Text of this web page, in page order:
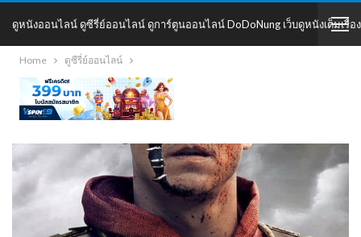
ดูหนังออนไลน์ ดูซีรี่ย์ออนไลน์ ดูการ์ตูนออนไลน์ DoDoNung เว็บดูหนังเต็มเรื่อง
DoDoNung
Home ดูซีรี่ย์ออนไลน์